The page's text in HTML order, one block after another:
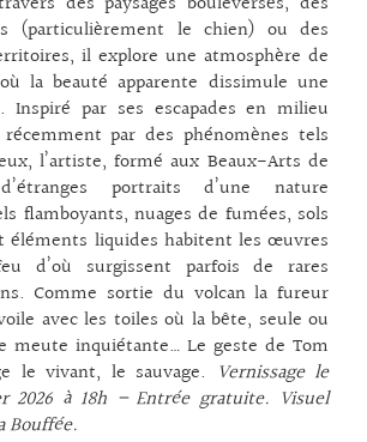
(particulièrement le chien) ou des
il explore une atmosphère de
la beauté apparente dissimule une
Inspiré par ses escapades en milieu
par des phénomènes tels
l’artiste, formé aux Beaux-Arts de
portraits d’une nature
flamboyants, nuages de fumées, sols
éléments liquides habitent les œuvres
d’où surgissent parfois de rares
Comme sortie du volcan la fureur
avec les toiles où la bête, seule ou
meute inquiétante… Le geste de Tom
le vivant, le sauvage. Vernissage le
2026 à 18h – Entrée gratuite. Visuel
Bouffée.